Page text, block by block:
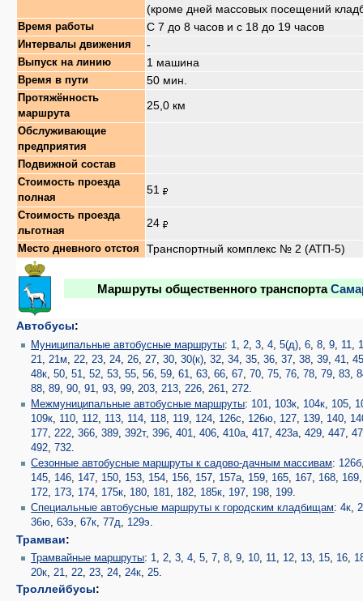
(кроме дней массовых посещений
Время работы С 7 до 8 часов и с 18 до 19 часов
Интервалы движения -
Выпуск на линию 1 машина
Время в пути 50 мин.
Протяжённость
маршрута
25,0 км
Обслуживающие
предприятия
Подвижной состав
Стоимость проезда
полная
51
Стоимость проезда
льготная
24
Место дневного отстоя Транспортный комплекс № 2 (АТП-5)
Маршруты общественного транспорта
Автобусы:
Муниципальные автобусные маршруты: 1,2,3,4,5(д),6,8,9, 11,
21,21м,22,23,24,26,27,30,30(к),32,34,35,36,37,38,39,41,
48к,50,51,52,53,55,56,59,61,63,66,67,70,75,76,78,79,83,
88,89,90,91,93,99,203,213,226,261,272.
Межмуниципальные автобусные маршруты: 101, 103к, 104к, 105,
109к, 110, 112, 113, 114, 118, 119, 124, 126с, 126ю, 127, 139, 140,
177,222,366,389,392т,396,401,406,410а,417,423а,429,447,
492, 732.
Сезонные автобусные маршруты к садово-дачным массивам: 126б
145, 146, 147, 150, 153, 154, 156, 157, 157а, 159, 165, 167, 168, 169
172, 173, 174, 175к, 180, 181, 182, 185к, 197, 198, 199.
Специальные автобусные маршруты к городским кладбищам:4к,
36ю,63э,67к, 77д, 129э.
Трамваи:
Трамвайные маршруты: 1,2,3,4,5, 7,8,9, 10, 11, 12, 13, 15, 16,
20к,21,22,23,24,24к,25.
Троллейбусы: